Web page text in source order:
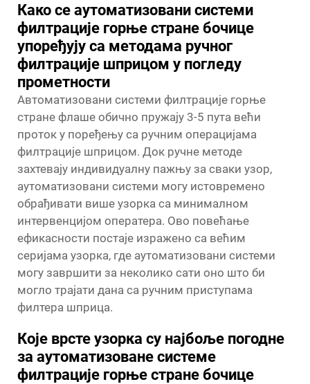
Како се аутоматизовани системи
филтрације горње стране бочице
упоређују са методама ручног
филтрације шприцом у погледу
прометности
Автоматизовани системи филтрације горње
стране флаше обично пружају 3-5 пута већи
проток у поређењу са ручним операцијама
филтрације шприцом. Док ручне методе
захтевају индивидуалну пажњу за сваки узор,
аутоматизовани системи могу истовремено
обрађивати више узорка са минималном
интервенцијом оператера. Ово повећање
ефикасности постаје изражено са већим
серијама узорка, где аутоматизовани системи
могу завршити за неколико сати оно што би
могло трајати дана са ручним приступама
филтера шприца.
Које врсте узорка су најбоље погодне
за аутоматизоване системе
филтрације горње стране бочице